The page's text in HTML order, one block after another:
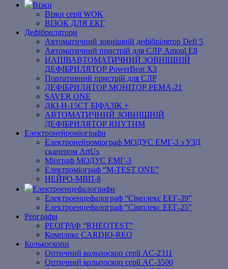
Візки
Візки серії WOK
ВІЗОК ДЛЯ ЕКГ
Дефібрилятори
Автоматичний зовнішній дефібрілятор Defi 5
Автоматичний пристрій для СЛР Amoul E8
НАПІВАВТОМАТИЧНИЙ ЗОВНІШНІЙ
ДЕФІБРИЛЯТОР PowerBeat X3
Портативний пристрій для СЛР
ДЕФІБРИЛЯТОР МОНІТОР РЕМА-21
SAVER ONE
ДКІ-Н-15СТ БІФАЗІК +
АВТОМАТИЧНИЙ ЗОВНІШНІЙ
ДЕФІБРИЛЯТОР RHYTHM
Електронейроміографи
Електронейроміограф МОДУС ЕМГ-3 з УЗД
сканером ArtUs
Міограф МОДУС ЕМГ-3
Електроміограф “M-TEST ONE”
НЕЙРО-МВП-8
Електроенцефалографи
Електроенцефалограф “Сімплекс ЕЕГ-39”
Електроенцефалограф “Сімплекс ЕЕГ-25”
Реографи
РЕОГРАФ “RHEOTEST”
Комплекс CARDIO-REO
Колькоскопи
Оптичний кольпоскоп серії AC-2311
Оптичний кольпоскоп серії AC-3500